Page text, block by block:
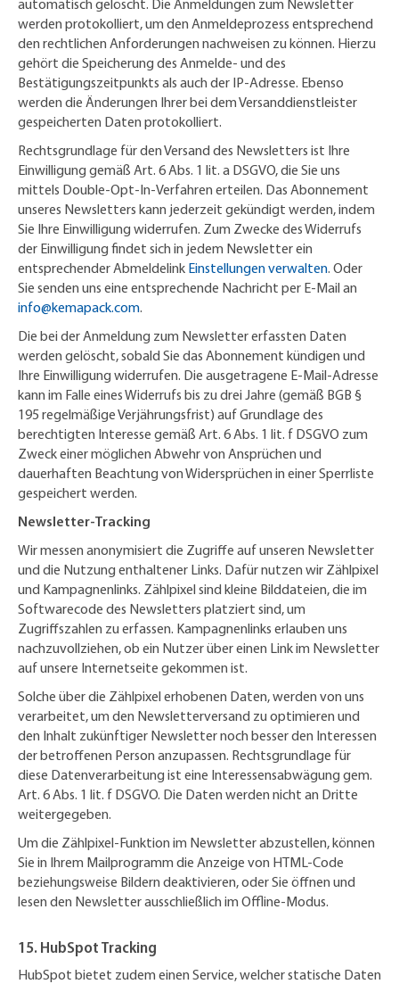
automatisch gelöscht. Die Anmeldungen zum Newsletter
werden protokolliert, um den Anmeldeprozess entsprechend
den rechtlichen Anforderungen nachweisen zu können. Hierzu
gehört die Speicherung des Anmelde- und des
Bestätigungszeitpunkts als auch der IP-Adresse. Ebenso
werden die Änderungen Ihrer bei dem Versanddienstleister
gespeicherten Daten protokolliert.
Rechtsgrundlage für den Versand des Newsletters ist Ihre
Einwilligung gemäß Art. 6 Abs. 1 lit. a DSGVO, die Sie uns
mittels Double-Opt-In-Verfahren erteilen. Das Abonnement
unseres Newsletters kann jederzeit gekündigt werden, indem
Sie Ihre Einwilligung widerrufen. Zum Zwecke des Widerrufs
der Einwilligung findet sich in jedem Newsletter ein
entsprechender Abmeldelink Einstellungen verwalten. Oder
Sie senden uns eine entsprechende Nachricht per E-Mail an
info@kemapack.com.
Die bei der Anmeldung zum Newsletter erfassten Daten
werden gelöscht, sobald Sie das Abonnement kündigen und
Ihre Einwilligung widerrufen. Die ausgetragene E-Mail-Adresse
kann im Falle eines Widerrufs bis zu drei Jahre (gemäß BGB §
195 regelmäßige Verjährungsfrist) auf Grundlage des
berechtigten Interesse gemäß Art. 6 Abs. 1 lit. f DSGVO zum
Zweck einer möglichen Abwehr von Ansprüchen und
dauerhaften Beachtung von Widersprüchen in einer Sperrliste
gespeichert werden.
Newsletter-Tracking
Wir messen anonymisiert die Zugriffe auf unseren Newsletter
und die Nutzung enthaltener Links. Dafür nutzen wir Zählpixel
und Kampagnenlinks. Zählpixel sind kleine Bilddateien, die im
Softwarecode des Newsletters platziert sind, um
Zugriffszahlen zu erfassen. Kampagnenlinks erlauben uns
nachzuvollziehen, ob ein Nutzer über einen Link im Newsletter
auf unsere Internetseite gekommen ist.
Solche über die Zählpixel erhobenen Daten, werden von uns
verarbeitet, um den Newsletterversand zu optimieren und
den Inhalt zukünftiger Newsletter noch besser den Interessen
der betroffenen Person anzupassen. Rechtsgrundlage für
diese Datenverarbeitung ist eine Interessensabwägung gem.
Art. 6 Abs. 1 lit. f DSGVO. Die Daten werden nicht an Dritte
weitergegeben.
Um die Zählpixel-Funktion im Newsletter abzustellen, können
Sie in Ihrem Mailprogramm die Anzeige von HTML-Code
beziehungsweise Bildern deaktivieren, oder Sie öffnen und
lesen den Newsletter ausschließlich im Offline-Modus.
15. HubSpot Tracking
HubSpot bietet zudem einen Service, welcher statische Daten